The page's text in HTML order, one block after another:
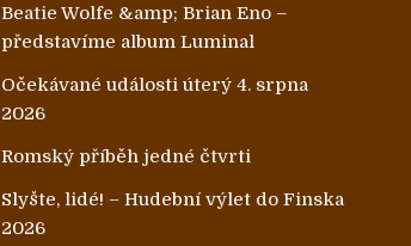
Beatie Wolfe &amp; Brian Eno –
představíme album Luminal
Očekávané události úterý 4. srpna
2026
Romský příběh jedné čtvrti
Slyšte, lidé! – Hudební výlet do Finska
2026